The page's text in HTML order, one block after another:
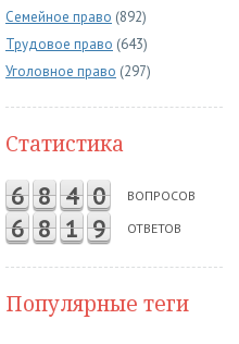
Семейное право (892)
Трудовое право (643)
Уголовное право (297)
Статистика
6 8 4 0 ВОПРОСОВ
6 8 1 9 ОТВЕТОВ
Популярные теги